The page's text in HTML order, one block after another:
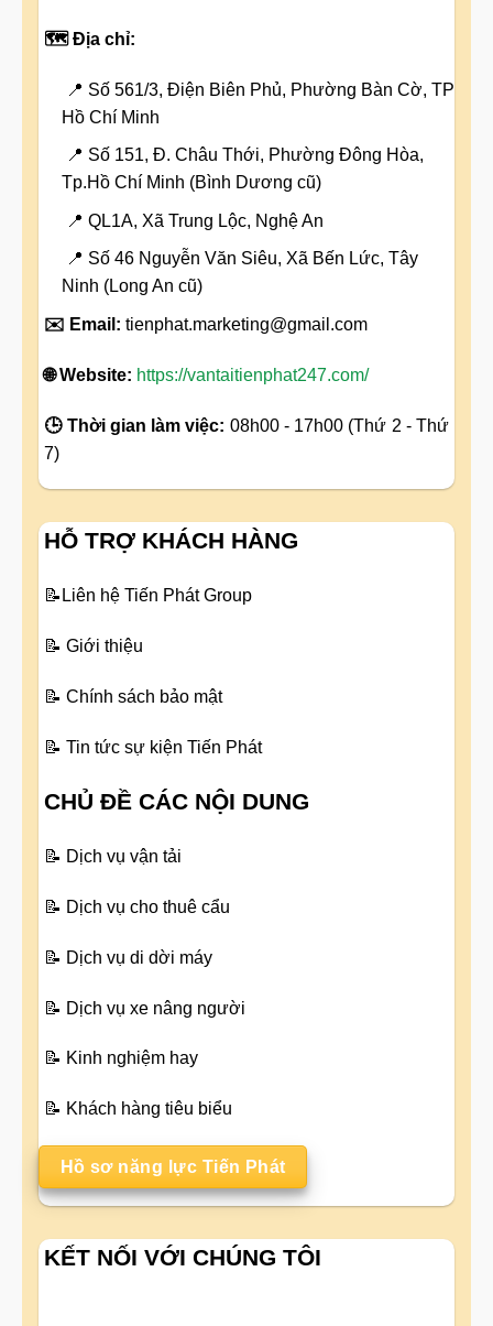
🗺️ Địa chỉ:
📍 Số 561/3, Điện Biên Phủ, Phường Bàn Cờ, TP
Hồ Chí Minh
📍 Số 151, Đ. Châu Thới, Phường Đông Hòa,
Tp.Hồ Chí Minh (Bình Dương cũ)
📍 QL1A, Xã Trung Lộc, Nghệ An
📍 Số 46 Nguyễn Văn Siêu, Xã Bến Lức, Tây
Ninh (Long An cũ)
✉️ Email: tienphat.marketing@gmail.com
🌐 Website: https://vantaitienphat247.com/
🕒 Thời gian làm việc: 08h00 - 17h00 (Thứ 2 - Thứ
7)
HỖ TRỢ KHÁCH HÀNG
📝 Liên hệ Tiến Phát Group
📝 Giới thiệu
📝 Chính sách bảo mật
📝 Tin tức sự kiện Tiến Phát
CHỦ ĐỀ CÁC NỘI DUNG
📝 Dịch vụ vận tải
📝 Dịch vụ cho thuê cẩu
📝 Dịch vụ di dời máy
📝 Dịch vụ xe nâng người
📝 Kinh nghiệm hay
📝 Khách hàng tiêu biểu
Hồ sơ năng lực Tiến Phát
KẾT NỐI VỚI CHÚNG TÔI